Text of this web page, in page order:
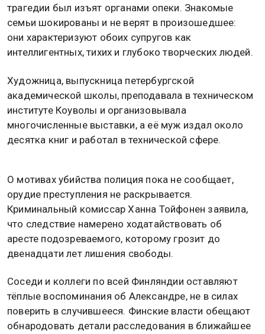
трагедии был изъят органами опеки. Знакомые
семьи шокированы и не верят в произошедшее:
они характеризуют обоих супругов как
интеллигентных, тихих и глубоко творческих людей.
Художница, выпускница петербургской
академической школы, преподавала в техническом
институте Коуволы и организовывала
многочисленные выставки, а её муж издал около
десятка книг и работал в технической сфере.
О мотивах убийства полиция пока не сообщает,
орудие преступления не раскрывается.
Криминальный комиссар Ханна Тойфонен заявила,
что следствие намерено ходатайствовать об
аресте подозреваемого, которому грозит до
двенадцати лет лишения свободы.
Соседи и коллеги по всей Финляндии оставляют
тёплые воспоминания об Александре, не в силах
поверить в случившееся. Финские власти обещают
обнародовать детали расследования в ближайшее